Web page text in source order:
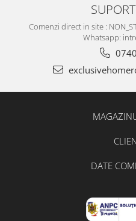
Comenzi direct in site :
Whatsapp:
DATE